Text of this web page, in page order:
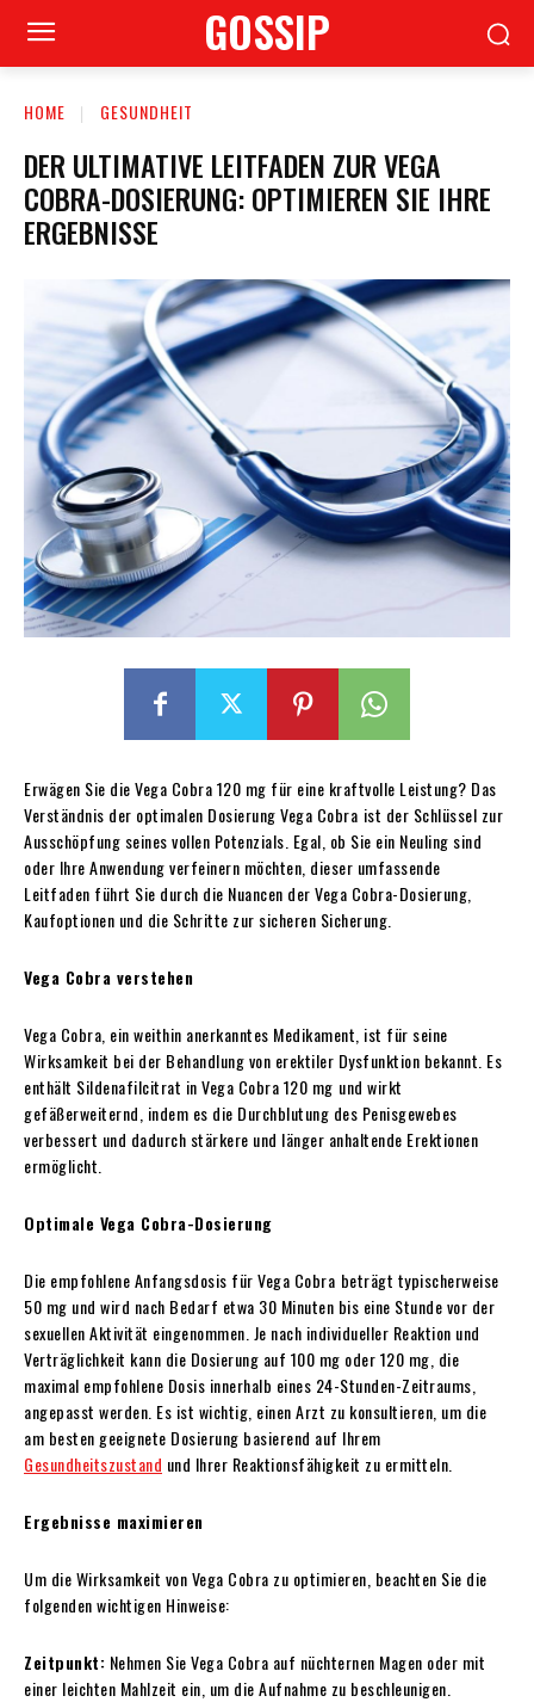
GOSSIP
HOME GESUNDHEIT
DER ULTIMATIVE LEITFADEN ZUR VEGA
COBRA-DOSIERUNG: OPTIMIEREN SIE IHRE
ERGEBNISSE
Erwägen Sie die Vega Cobra 120 mg für eine kraftvolle Leistung? Das
Verständnis der optimalen Dosierung Vega Cobra ist der Schlüssel zur
Ausschöpfung seines vollen Potenzials. Egal, ob Sie ein Neuling sind
oder Ihre Anwendung verfeinern möchten, dieser umfassende
Leitfaden führt Sie durch die Nuancen der Vega Cobra-Dosierung,
Kaufoptionen und die Schritte zur sicheren Sicherung.
Vega Cobra verstehen
Vega Cobra, ein weithin anerkanntes Medikament, ist für seine
Wirksamkeit bei der Behandlung von erektiler Dysfunktion bekannt. Es
enthält Sildenafilcitrat in Vega Cobra 120 mg und wirkt
gefäßerweiternd, indem es die Durchblutung des Penisgewebes
verbessert und dadurch stärkere und länger anhaltende Erektionen
ermöglicht.
Optimale Vega Cobra-Dosierung
Die empfohlene Anfangsdosis für Vega Cobra beträgt typischerweise
50 mg und wird nach Bedarf etwa 30 Minuten bis eine Stunde vor der
sexuellen Aktivität eingenommen. Je nach individueller Reaktion und
Verträglichkeit kann die Dosierung auf 100 mg oder 120 mg, die
maximal empfohlene Dosis innerhalb eines 24-Stunden-Zeitraums,
angepasst werden. Es ist wichtig, einen Arzt zu konsultieren, um die
am besten geeignete Dosierung basierend auf Ihrem
Gesundheitszustand und Ihrer Reaktionsfähigkeit zu ermitteln.
Ergebnisse maximieren
Um die Wirksamkeit von Vega Cobra zu optimieren, beachten Sie die
folgenden wichtigen Hinweise:
Zeitpunkt: Nehmen Sie Vega Cobra auf nüchternen Magen oder mit
einer leichten Mahlzeit ein, um die Aufnahme zu beschleunigen.